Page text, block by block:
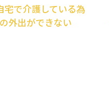
宅で介護している為
外出ができない